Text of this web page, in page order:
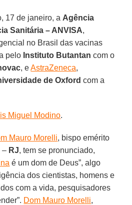
17 de janeiro, a Agência
Sanitária – ANVISA,
no Brasil das vacinas
pelo Instituto Butantan com o
, eAstraZeneca,
de Oxford com a
Miguel Modino.
Mauro Morelli, bispo emérito
– RJ, tem se pronunciado,
é um dom de Deus”, algo
dos cientistas, homens e
com a vida, pesquisadores
Dom Mauro Morelli,